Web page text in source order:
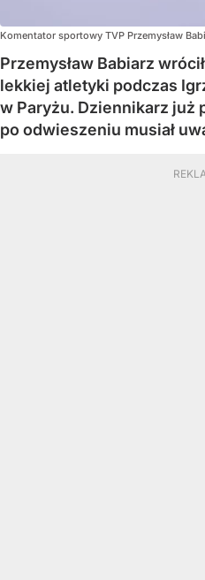
Komentator sportowy TVP Przemysław
Przemysław Babiarz
lekkiej atletyki podczas
w Paryżu. Dziennikarz już
po odwieszeniu musiał